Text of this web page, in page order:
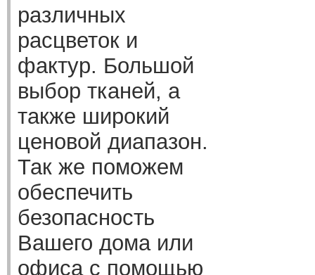
различных
расцветок и
фактур. Большой
выбор тканей, а
также широкий
ценовой диапазон.
Так же поможем
обеспечить
безопасность
Вашего дома или
офиса с помощью